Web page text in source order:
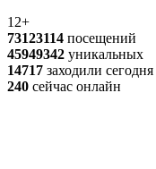
12+
73123114 посещений
45949342 уникальных
14717 заходили сегодня
240 сейчас онлайн